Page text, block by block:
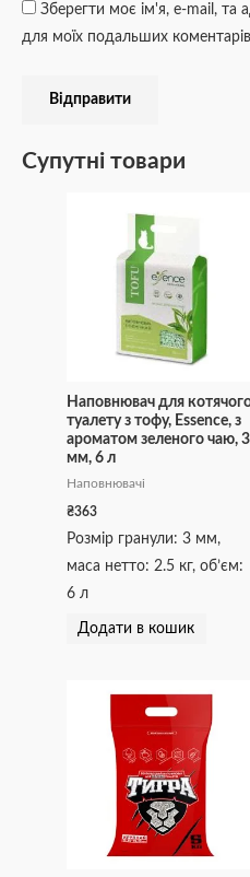
Зберегти моє ім'я, e-mail, та
для моїх подальших
Супутні товари
Наповнювач для
туалету з тофу, Essence, з
ароматом зеленого чаю, 3
мм, 6 л
Наповнювачі
₴363
Розмір гранули: 3 мм,
маса нетто: 2.5 кг, об’єм:
6 л
Додати в кошик